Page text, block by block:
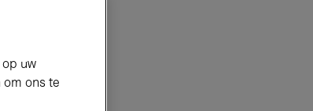
op uw
om ons te